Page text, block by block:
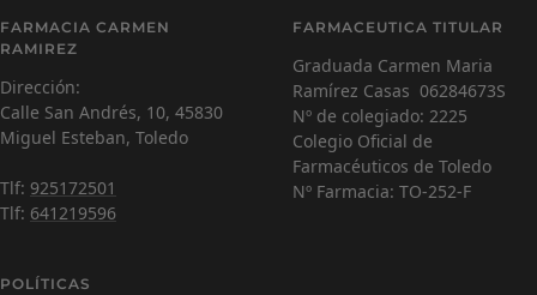
4
FARMACIA CARMEN
RAMIREZ
Dirección:
Calle San Andrés, 10, 45830
Miguel Esteban, Toledo
Tlf: 925172501
Tlf: 641219596
FARMACEUTICA TITULAR
Graduada Carmen Maria
Ramírez Casas 06284673S
Nº de colegiado: 2225
Colegio Oficial de
Farmacéuticos de Toledo
Nº Farmacia: TO-252-F
POLÍTICAS
C Farmacéutica Virtual - En línea
¡Hola! Soy Carmen 😊, tu farmacéutica virtual.
¿Cómo estás hoy y en qué puedo ayudarte?